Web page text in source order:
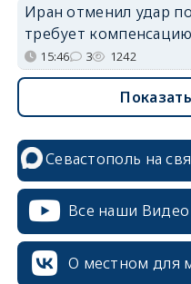
Иран отменил удар
требует
15:46 3 1242
Севастополь на
Все наши Видео
О местном для